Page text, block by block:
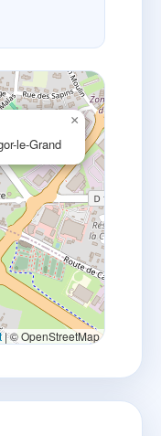
le-Grand
×
|© OpenStreetMap